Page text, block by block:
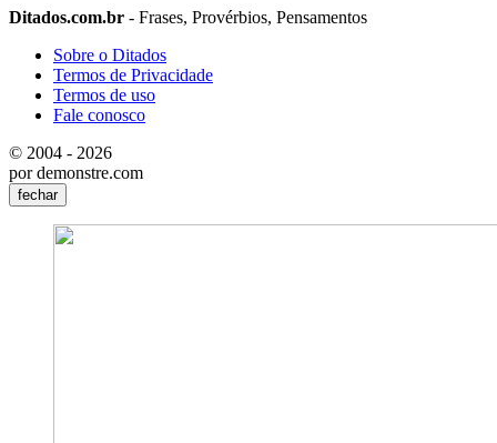
Ditados.com.br - Frases, Provérbios, Pensamentos
Sobre o Ditados
Termos de Privacidade
Termos de uso
Fale conosco
© 2004 - 2026
por demonstre.com
fechar